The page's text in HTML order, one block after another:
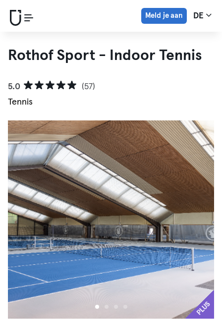
Meld je aan DE
Rothof Sport - Indoor Tennis
5.0
(57)
Tennis
PLUS